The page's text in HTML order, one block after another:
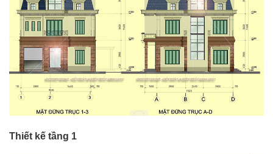
Thiết kế tầng 1